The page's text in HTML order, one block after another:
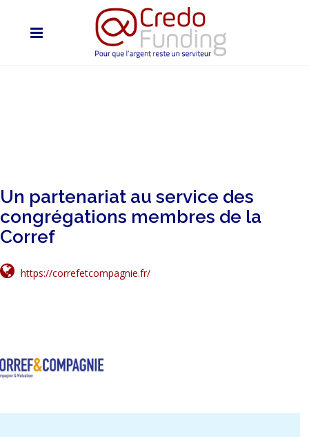
Un partenariat au service des
congrégations membres de la
Corref
https://correfetcompagnie.fr/